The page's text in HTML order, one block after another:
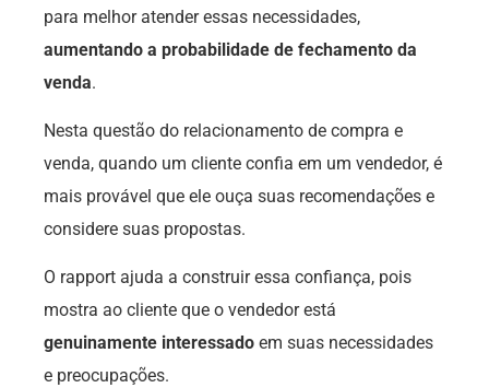
para melhor atender essas necessidades,
aumentando a probabilidade de fechamento da
venda.
Nesta questão do relacionamento de compra e
venda, quando um cliente confia em um vendedor, é
mais provável que ele ouça suas recomendações e
considere suas propostas.
O rapport ajuda a construir essa confiança, pois
mostra ao cliente que o vendedor está
genuinamente interessado em suas necessidades
e preocupações.